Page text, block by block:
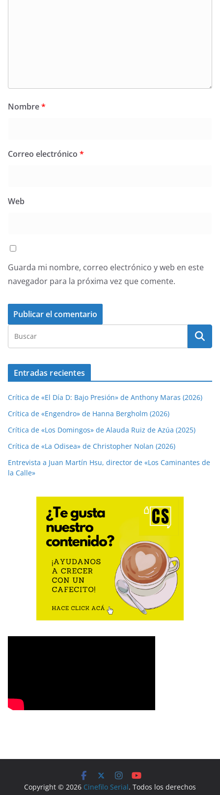
Nombre*
Correo electrónico *
Web
Guarda mi nombre, correo electrónico y web en este
navegador para la próxima vez que comente.
Entradas recientes
Crítica de «El Día D: Bajo Presión» de Anthony Maras (2026)
Crítica de «Engendro» de Hanna Bergholm (2026)
Crítica de «Los Domingos» de Alauda Ruiz de Azúa (2025)
Crítica de «La Odisea» de Christopher Nolan (2026)
Entrevista a Juan Martín Hsu, director de «Los Caminantes de
la Calle»
Copyright © 2026 Cinefilo Serial. Todos los derechos